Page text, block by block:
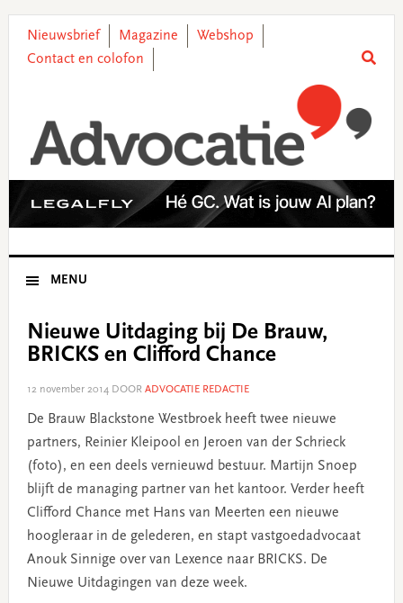
primary
main
primary
footer
Nieuwsbrief Magazine
Webshop
Contact en colofon
MENU
Nieuwe Uitdaging bij De Brauw,
BRICKS en Clifford Chance
12 november 2014DOOR ADVOCATIE REDACTIE
De Brauw Blackstone Westbroek heeft twee nieuwe
partners, Reinier Kleipool en Jeroen van der Schrieck
(foto), en een deels vernieuwd bestuur. Martijn Snoep
blijft de managing partner van het kantoor. Verder heeft
Clifford Chance met Hans van Meerten een nieuwe
hoogleraar in de gelederen, en stapt vastgoedadvocaat
Anouk Sinnige over van Lexence naar BRICKS. De
Nieuwe Uitdagingen van deze week.